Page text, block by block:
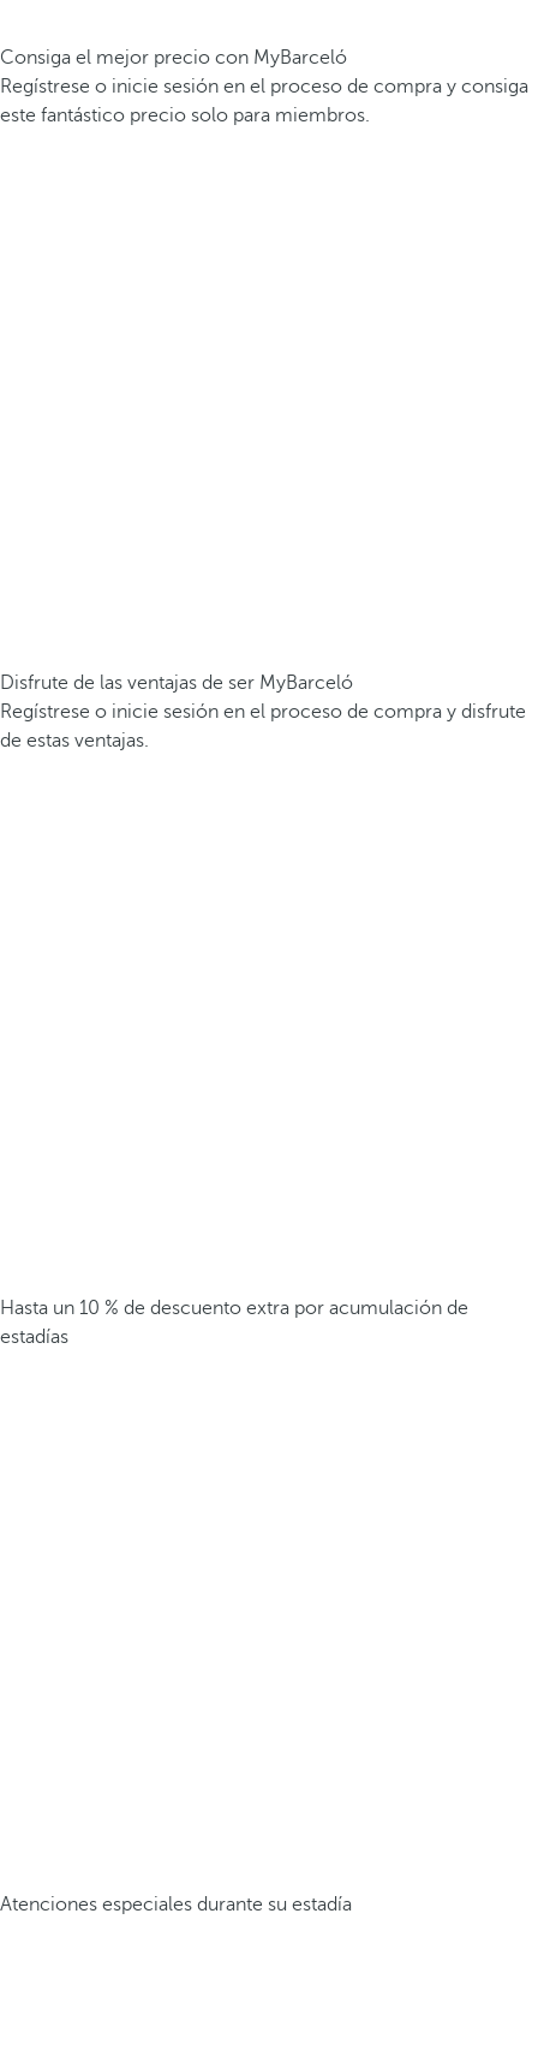
Consiga el mejor precio con MyBarceló
Regístrese o inicie sesión en el proceso de compra y consiga
este fantástico precio solo para miembros.
Disfrute de las ventajas de ser MyBarceló
Regístrese o inicie sesión en el proceso de compra y disfrute
de estas ventajas.
Hasta un 10 % de descuento extra por acumulación de
estadías
Atenciones especiales durante su estadía